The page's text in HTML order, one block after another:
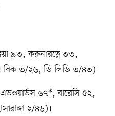
৯৩, করুনারত্নে ৩৩,
বিক ৩/২৬, ডি লিডি ৩/৪৩)।
৬৭*, বারেসি ৫২,
২/৪৬)।